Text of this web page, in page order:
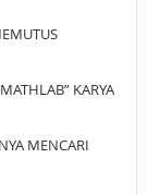
KARYA
MENCARI